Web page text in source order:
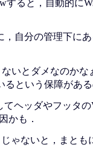
すると，自動的に
自分の管理下に
いとダメなのか
るという保障があ
てヘッダやフッタ
かも．
ゃないと，まと